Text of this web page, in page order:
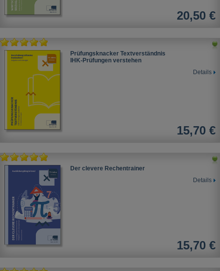
20,50 €
Prüfungsknacker Textverständnis
IHK-Prüfungen verstehen
Details
15,70 €
Der clevere Rechentrainer
Details
15,70 €